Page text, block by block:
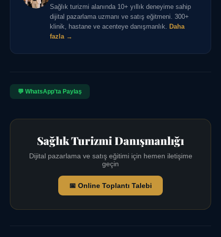
Sağlık turizmi alanında 10+ yıllık deneyime sahip
dijital pazarlama uzmanı ve satış eğitmeni. 300+
klinik, hastane ve acenteye danışmanlık. Daha
fazla →
💬 WhatsApp'ta Paylaş
Sağlık Turizmi Danışmanlığı
Dijital pazarlama ve satış eğitimi için hemen iletişime
geçin
📅 Online Toplantı Talebi